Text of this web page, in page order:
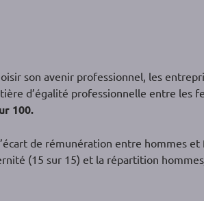
son avenir professionnel, les
d’égalité professionnelle entre les
100.
de rémunération entre hommes
(15 sur 15) et la répartition